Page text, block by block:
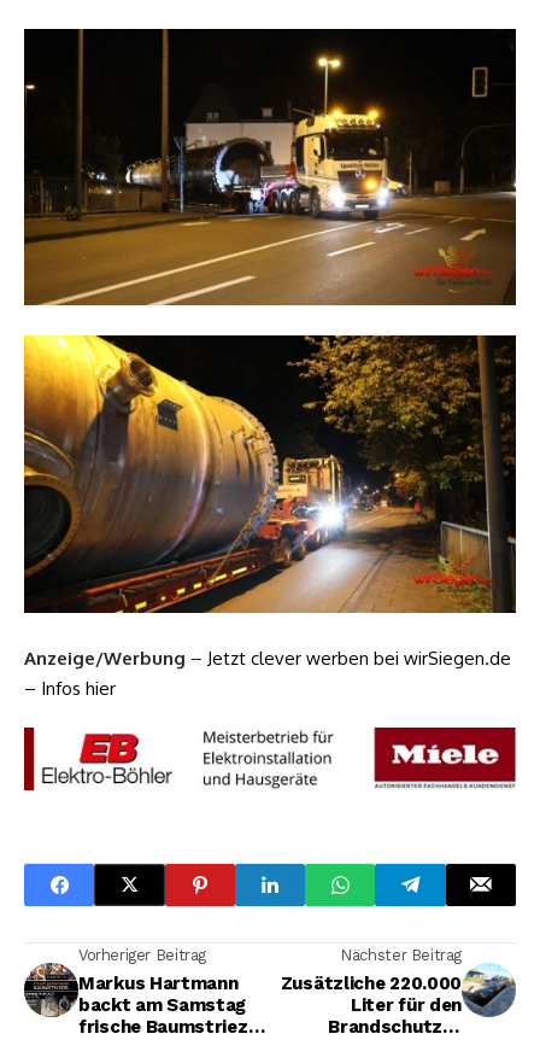
Anzeige/Werbung – Jetzt clever werben bei wirSiegen.de
– Infos hier
Vorheriger Beitrag
Markus Hartmann
backt am Samstag
frische Baumstriezel
Nächster Beitrag
Zusätzliche 220.000
Liter für den
Brandschutz in